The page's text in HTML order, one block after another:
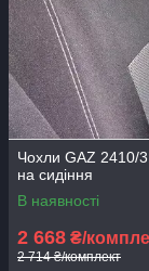
Чохли GAZ 2410/
на сидіння
В наявності
2 668 ₴/
2 714 ₴/комплект